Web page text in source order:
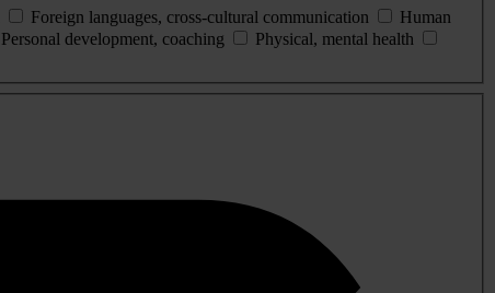
Foreign languages, cross-cultural communication
Human
Personal development, coaching
Physical, mental health